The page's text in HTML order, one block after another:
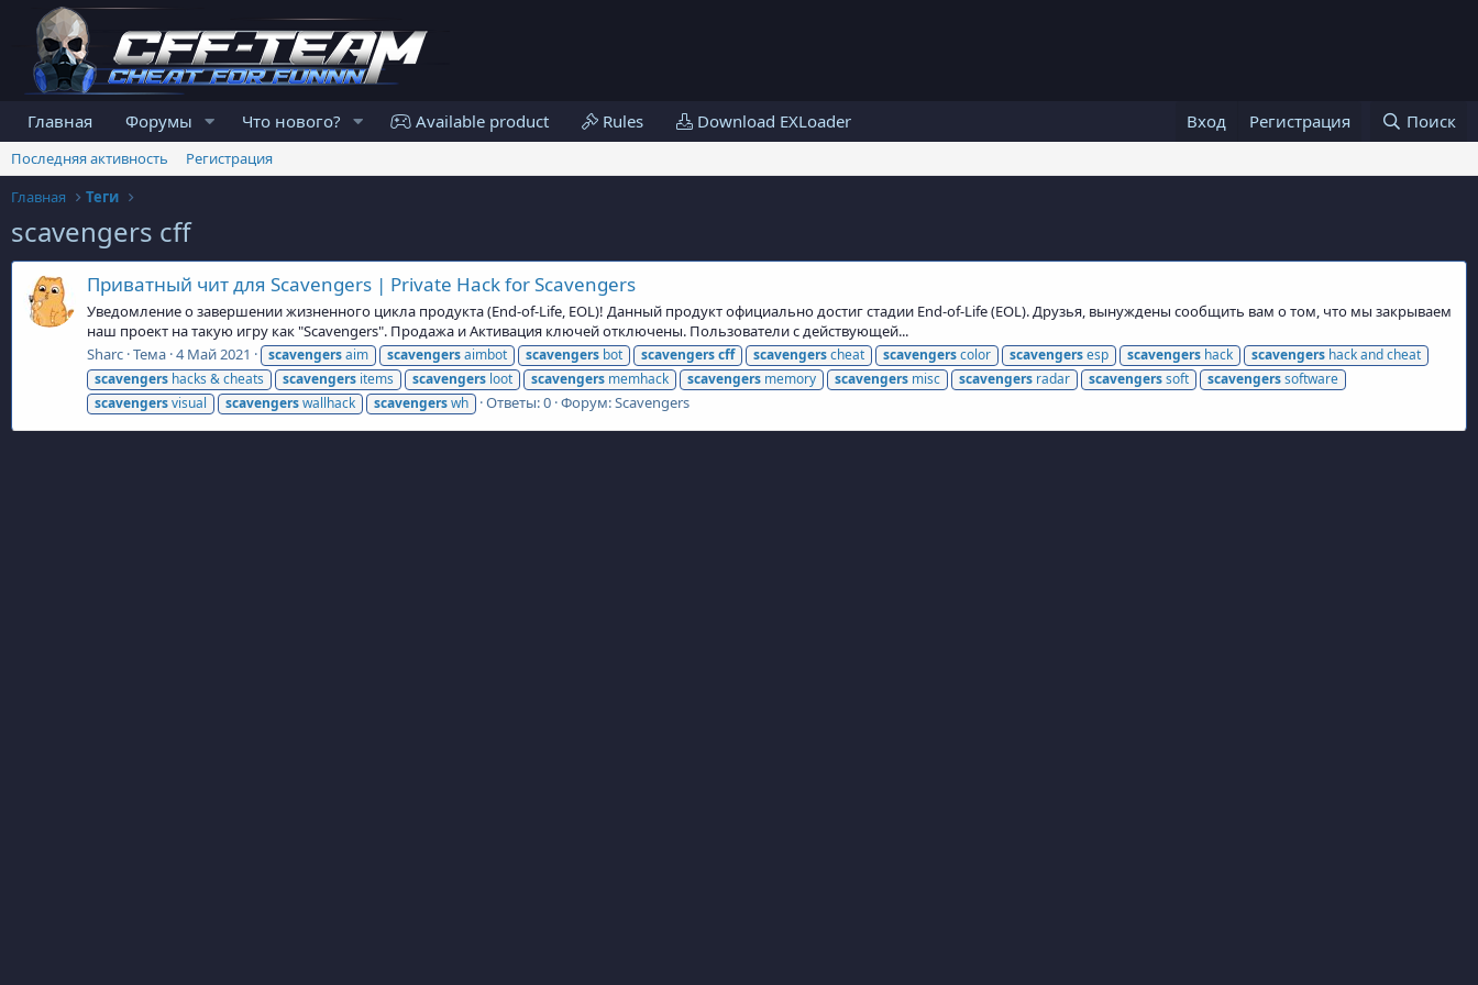
Главная Форумы Что нового? Available product Rules Download EXLoader Вход Регистрация Поиск
Последняя активность
Регистрация
Главная
Теги
scavengers cff
Приватный чит для Scavengers | Private Hack for Scavengers
Уведомление о завершении жизненного цикла продукта (End-of-Life, EOL)! Данный продукт официально достиг стадии End-of-Life (EOL). Друзья, вынуждены сообщить вам о том, что мы закрываем
наш проект на такую игру как "Scavengers". Продажа и Активация ключей отключены. Пользователи с действующей...
Sharc Тема 4 Май 2021 scavengersaim scavengersaimbot scavengers bot scavengerscff scavengerscheat scavengerscolor scavengersesp scavengers hack scavengers hack and cheat
scavengers hacks & cheats scavengers items scavengers loot scavengers memhack scavengers memory scavengers misc scavengers radar scavengerssoft scavengerssoftware
scavengersvisual scavengerswallhack scavengerswh Ответы: 0 Форум:Scavengers